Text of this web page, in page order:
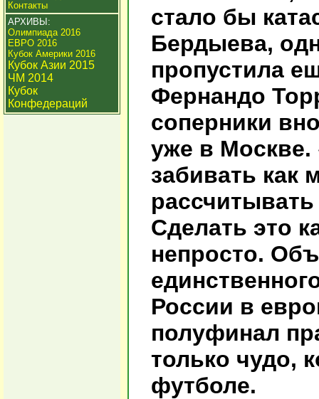
Контакты
АРХИВЫ:
Олимпиада 2016
ЕВРО 2016
Кубок Америки 2016
Кубок Азии 2015
ЧМ 2014
Кубок
Конфедераций
стало бы
Бердыева,
пропустила
Фернандо
соперники
уже в Москве.
забивать
Сделать это
непросто.
России в
полуфинал
только чудо,
футболе.